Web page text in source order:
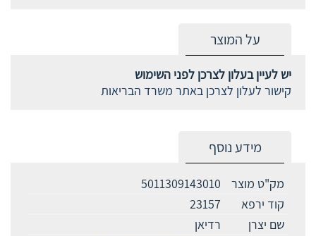
על המוצר
יש לעיין בעלון לצרכן לפני השימוש
קישור לעלון לצרכן באתר משרד הבריאות
מידע נוסף
מק"ט מוצר
5011309143010
קוד ירפא
23157
שם יצרן
רדיאן